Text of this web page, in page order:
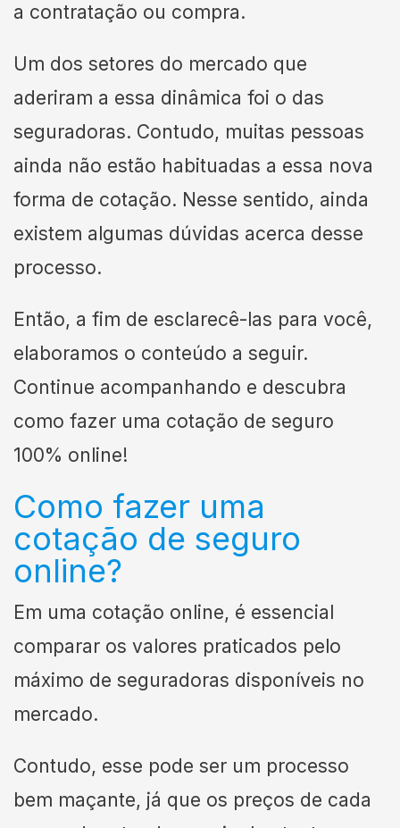
a contratação ou compra.
Um dos setores do mercado que
aderiram a essa dinâmica foi o das
seguradoras. Contudo, muitas pessoas
ainda não estão habituadas a essa nova
forma de cotação. Nesse sentido, ainda
existem algumas dúvidas acerca desse
processo.
Então, a fim de esclarecê-las para você,
elaboramos o conteúdo a seguir.
Continue acompanhando e descubra
como fazer uma cotação de seguro
100% online!
Como fazer uma
cotação de seguro
online?
Em uma cotação online, é essencial
comparar os valores praticados pelo
máximo de seguradoras disponíveis no
mercado.
Contudo, esse pode ser um processo
bem maçante, já que os preços de cada